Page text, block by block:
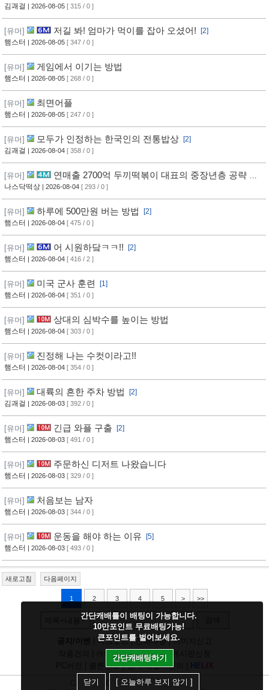
김괘걸 | 2026-08-05 [ 315 / 0 ]
[유머] 저길 봐! 엄마가 먹이를 잡아 오셨어! [2]
햄스터 | 2026-08-05 [ 347 / 0 ]
[유머] 게임에서 이기는 방법
햄스터 | 2026-08-05 [ 268 / 0 ]
[유머] 최면어플
햄스터 | 2026-08-05 [ 247 / 0 ]
[유머] 모두가 인정하는 한국인의 전통밥상 [2]
김괘걸 | 2026-08-04 [ 358 / 0 ]
[유머]
연매출 2700억 두끼떡볶이 대표의 중장년층 공략 방
법
나스닥떡상 | 2026-08-04 [ 293 / 0 ]
[유머] 하루에 500만원 버는 방법
[2]
햄스터 | 2026-08-04 [ 475 / 0 ]
[유머] 어 시원하닼ㅋㅋ!! [2]
햄스터 | 2026-08-04 [ 416 / 2 ]
[유머] 미국 군사 훈련
[1]
햄스터 | 2026-08-04 [ 351 / 0 ]
[유머] 상대의 심박수를 높이는 방법
햄스터 | 2026-08-04 [ 303 / 0 ]
[유머] 진정해 나는 수컷이라고!!
햄스터 | 2026-08-04 [ 354 / 0 ]
[유머] 대륙의 흔한 주차 방법
[2]
김괘걸 | 2026-08-03 [ 392 / 0 ]
[유머] 긴급 와플 구출 [2]
햄스터 | 2026-08-03 [ 491 / 0 ]
[유머] 주문하신 디저트 나왔습니다
햄스터 | 2026-08-03 [ 329 / 0 ]
[유머] 처음보는 남자
햄스터 | 2026-08-03 [ 344 / 0 ]
[유머] 운동을 해야 하는 이유 [5]
햄스터 | 2026-08-03 [ 493 / 0 ]
새로고침 다음페이지
1 2 3 4 5 > >>
다크모드|건의사항|이미지신고
캐릭건의|기타디비|
클론신고|정지/패널티문의 H I X
Copyright
CHUINGCommunications.
간단캐배틀이 배팅이 가능합니다.
10만포인트 무료배팅가능!
큰포인트를 벌어보세요.
간단캐배팅하기
닫기 [ 오늘하루 보지 않기 ]